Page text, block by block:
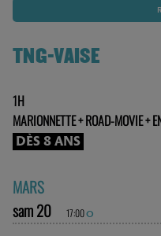
TNG-VAISE
1H
MARIONNETTE + ROAD-MOVIE +
DÈS 8 ANS
MARS
sam 20
17:00O